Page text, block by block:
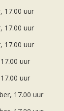
17.00 uur
17.00 uur
17.00 uur
uur
uur
17.00 uur